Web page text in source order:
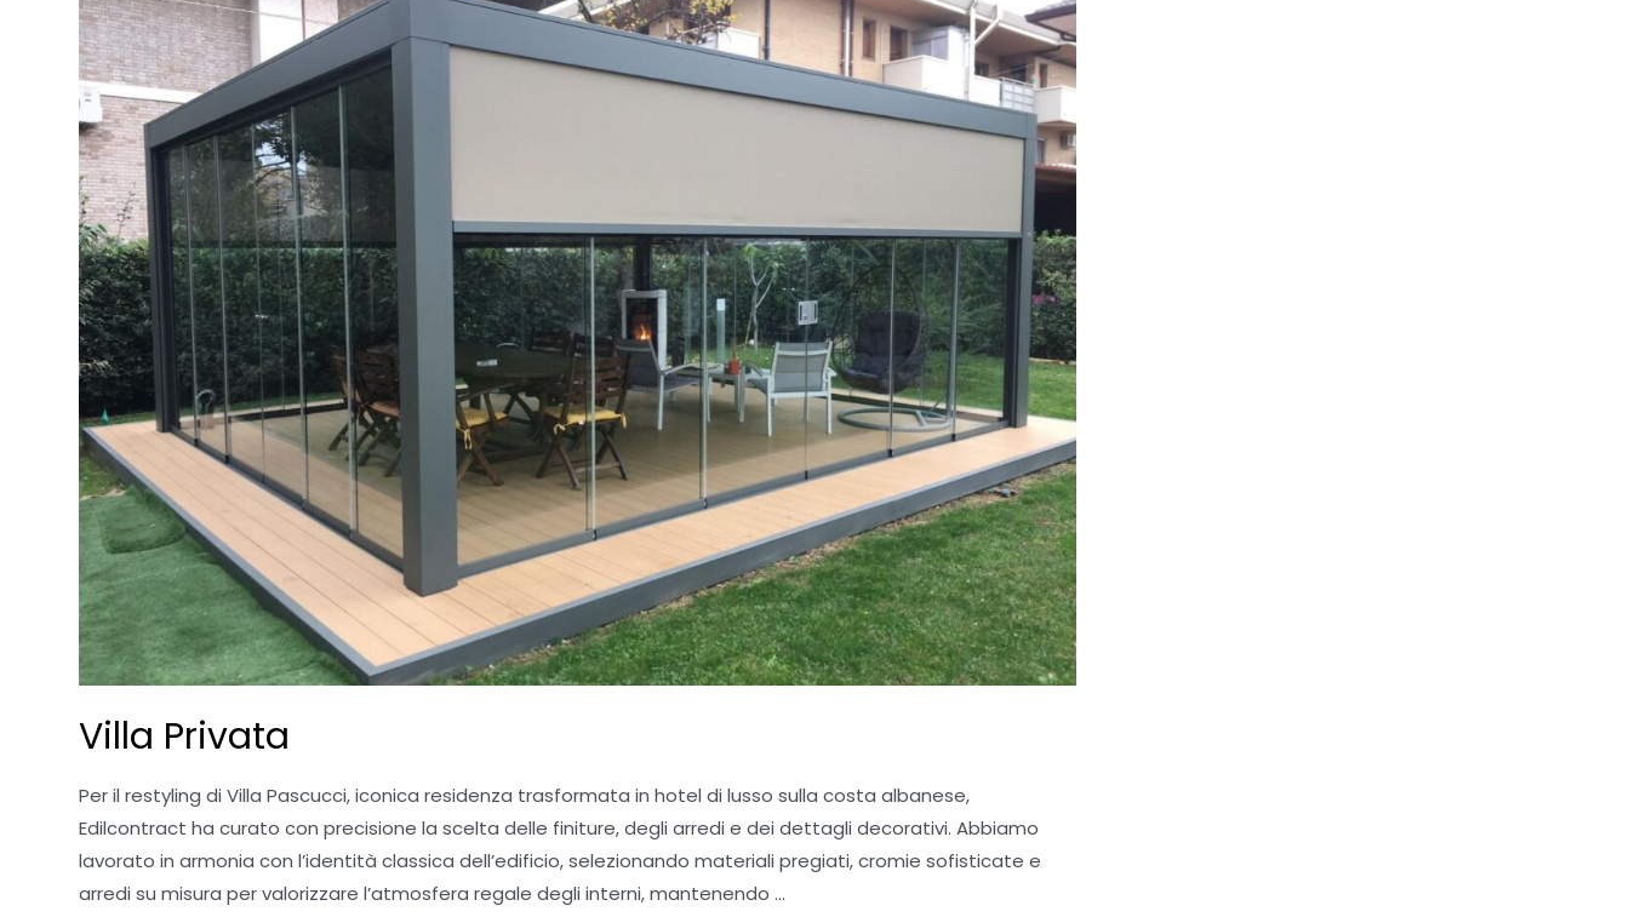
Villa Privata
Per il restyling di Villa Pascucci, iconica residenza trasformata in hotel di lusso sulla costa albanese,
Edilcontract ha curato con precisione la scelta delle finiture, degli arredi e dei dettagli decorativi. Abbiamo
lavorato in armonia con l’identità classica dell’edificio, selezionando materiali pregiati, cromie sofisticate e
arredi su misura per valorizzare l’atmosfera regale degli interni, mantenendo …